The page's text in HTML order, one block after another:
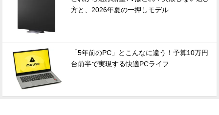
方と、2026年夏の一押しモデル
「5年前のPC」とこんなに違う！予算10万円
台前半で実現する快適PCライフ